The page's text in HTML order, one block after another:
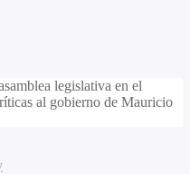
legislativa en el
al gobierno de Mauricio